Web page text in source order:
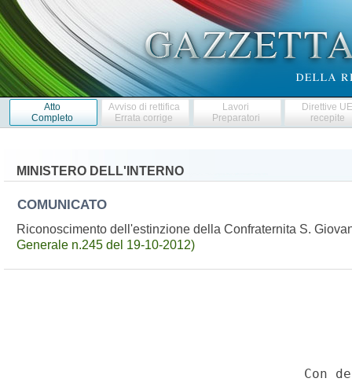
Atto
Completo
Avviso di rettifica
Errata corrige
Lavori
Preparatori
Direttive
recepite
MINISTERO DELL'INTERNO
COMUNICATO
Riconoscimento dell'estinzione della Confraternita S.
Generale n.245 del 19-10-2012)